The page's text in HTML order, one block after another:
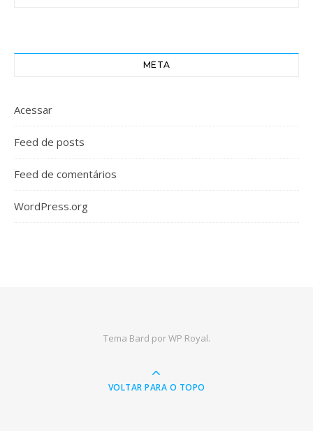
META
Acessar
Feed de posts
Feed de comentários
WordPress.org
Tema Bard porWP Royal.
VOLTAR PARA O TOPO